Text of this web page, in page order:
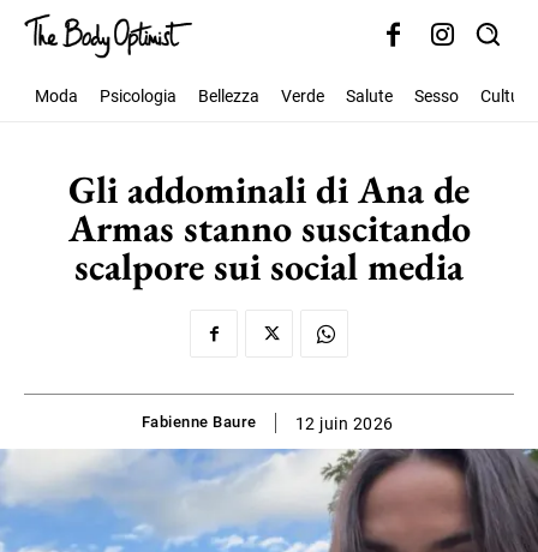
Moda Psicologia Bellezza Verde Salute Sesso Cultura
Gli addominali di Ana de
Armas stanno suscitando
scalpore sui social media
Fabienne Baure 12 juin 2026